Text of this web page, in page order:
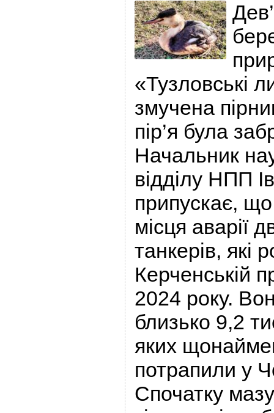
«Тузловські
змучена
пір’я була
Начальник
відділу НПП
припускає,
місця аварії
танкерів, які
Керченській
2024 року.
близько 9,2
яких
потрапили у
Спочатку